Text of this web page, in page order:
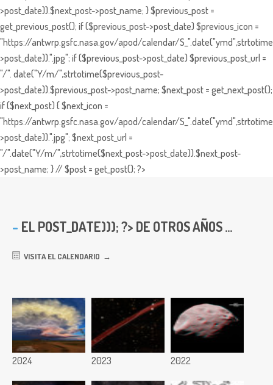
>post_date)).$next_post->post_name; } $previous_post =
get_previous_post(); if ($previous_post->post_date) $previous_icon =
"https://antwrp.gsfc.nasa.gov/apod/calendar/
>post_date)).".jpg"; if ($previous_post->post_date) $previous_post_url =
"/". date("Y/m/",strtotime($previous_post-
>post_date)).$previous_post->post_name; $next_post = get_next_post();
if ($next_post) { $next_icon =
"https://antwrp.gsfc.nasa.gov/apod/calendar/
>post_date)).".jpg"; $next_post_url =
"/".date("Y/m/",strtotime($next_post->post_date)).$next_post-
>post_name; } // $post = get_post(); ?>
EL POST_DATE))); ?> DE OTROS AÑOS ...
VISITA EL CALENDARIO
2024 2023 2022